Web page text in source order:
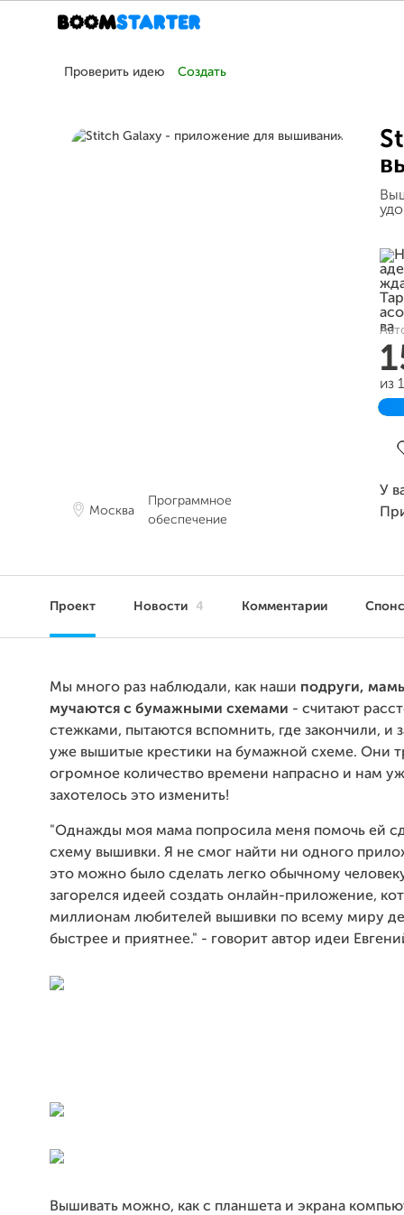
Проверить идею Создать
Москва
Программное
обеспечение
из
У
Проект Новости 4 Комментарии
Мы много раз наблюдали, как наши подруги,
мучаются с бумажными схемами - считают
стежками, пытаются вспомнить, где закончили, и
уже вышитые крестики на бумажной схеме. Они
огромное количество времени напрасно и нам
захотелось это изменить!
"Однажды моя мама попросила меня помочь ей
схему вышивки. Я не смог найти ни одного
это можно было сделать легко обычному
загорелся идеей создать онлайн-приложение,
миллионам любителей вышивки по всему миру
быстрее и приятнее." - говорит автор идеи
Вышивать можно, как с планшета и экрана